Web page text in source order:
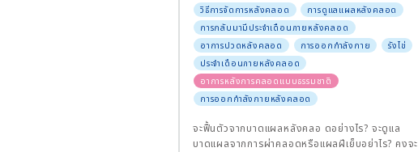
วิธีการจัดการหลังคลอด
การดูแลแผลหลังคลอด
การกลับมามีประจำเดือนภายหลังคลอด
อาการปวดหลังคลอด
การออกกำลังกาย
รังไข่
ประจำเดือนภายหลังคลอด
อาการหลังการคลอดแบบธรรมชาติ
การออกกำลังกายหลังคลอด
จะฟื้นตัวจากบาดแผลหลังคลอ ดอย่างไร? จะดูแล
บาดแผลจากการผ่าคลอดหรือแผลฝีเย็บอย่าไร? คงจะ